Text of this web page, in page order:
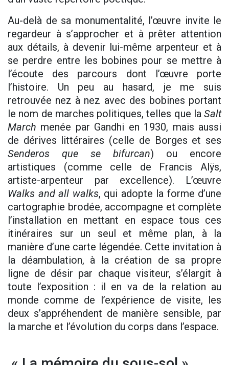
Au-delà de sa monumentalité, l’œuvre invite le
regardeur à s’approcher et à prêter attention
aux détails, à devenir lui-même arpenteur et à
se perdre entre les bobines pour se mettre à
l’écoute des parcours dont l’œuvre porte
l’histoire. Un peu au hasard, je me suis
retrouvée nez à nez avec des bobines portant
le nom de marches politiques, telles que la Salt
March menée par Gandhi en 1930, mais aussi
de dérives littéraires (celle de Borges et ses
Senderos que se bifurcan) ou encore
artistiques (comme celle de Francis Alÿs,
artiste-arpenteur par excellence). L’œuvre
Walks and all walks, qui adopte la forme d’une
cartographie brodée, accompagne et complète
l’installation en mettant en espace tous ces
itinéraires sur un seul et même plan, à la
manière d’une carte légendée. Cette invitation à
la déambulation, à la création de sa propre
ligne de désir par chaque visiteur, s’élargit à
toute l’exposition : il en va de la relation au
monde comme de l’expérience de visite, les
deux s’appréhendent de manière sensible, par
la marche et l’évolution du corps dans l’espace.